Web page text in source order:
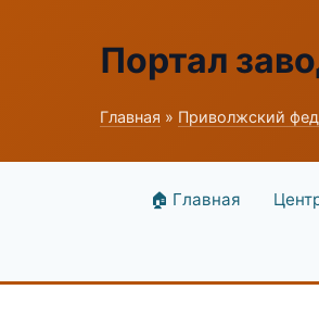
Портал
Главная » Приволжский
🏠 Главная